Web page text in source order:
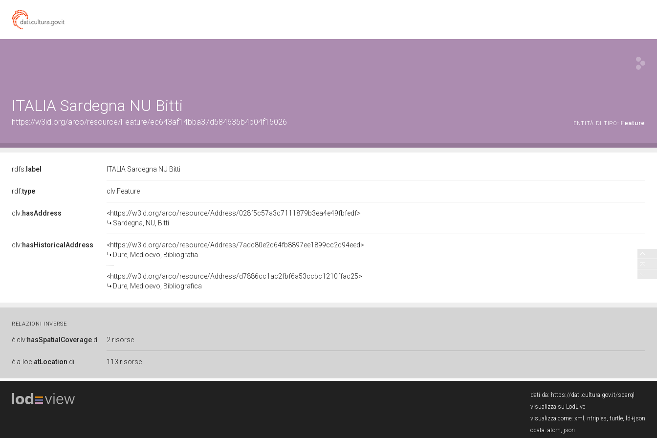
ITALIA Sardegna NU Bitti
https://w3id.org/arco/resource/Feature/ec643af14bba37d584635b4b04f15026 ENTITÀ DI TIPO: Feature
rdfs: label ITALIA Sardegna NU Bitti
rdf:type clv:Feature
clv:hasAddress
<https://w3id.org/arco/resource/Address/028f5c57a3c7111879b3ea4e49fbfedf>
Sardegna, NU, Bitti
clv:hasHistoricalAddress
<https://w3id.org/arco/resource/Address/7adc80e2d64fb8897ee1899cc2d94eed>
Dure, Medioevo, Bibliografia
<https://w3id.org/arco/resource/Address/d7886cc1ac2fbf6a53ccbc1210ffac25>
Dure, Medioevo, Bibliografica
RELAZIONI INVERSE
è clv:hasSpatialCoverage di 2 risorse
è a-loc:atLocation di 113 risorse
dati da: https://dati.cultura.gov.it/sparql
visualizza su LodLive
visualizza come: xml , ntriples, turtle, ld+json
odata: atom, json